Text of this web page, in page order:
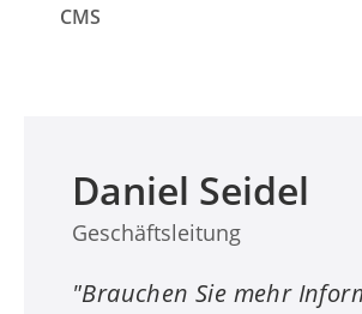
CMS
Daniel Seidel
Geschäftsleitung
"Brauchen Sie mehr